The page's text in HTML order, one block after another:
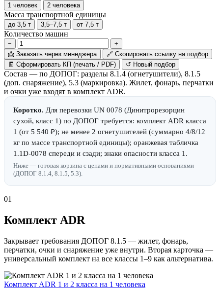
1 человек 2 человека
Масса транспортной единицы
до 3,5 т 3,5–7,5 т от 7,5 т
Количество машин
−
+
📩 Заказать через менеджера 🔗 Скопировать ссылку на подбор
🧾 Сформировать КП (печать / PDF) ↺ Новый подбор
Состав — по ДОПОГ: разделы 8.1.4 (огнетушители), 8.1.5
(доп. снаряжение), 5.3 (маркировка). Жилет, фонарь, перчатки
и очки уже входят в комплект ADR.
Коротко. Для перевозки UN 0078 (Динитрорезорцин
сухой, класс 1) по ДОПОГ требуется: комплект ADR класса
1 (от 5 540 ₽); не менее 2 огнетушителей (суммарно 4/8/12
кг по массе транспортной единицы); оранжевая табличка
1.1D-0078 спереди и сзади; знаки опасности класса 1.
Ниже — готовая корзина с ценами и нормативными основаниями
(ДОПОГ 8.1.4, 8.1.5, 5.3).
01
Комплект ADR
Закрывает требования ДОПОГ 8.1.5 — жилет, фонарь,
перчатки, очки и снаряжение уже внутри. Вторая карточка —
универсальный комплект на все классы 1–9 как альтернатива.
Комплект ADR 1 и 2 класса на 1 человека